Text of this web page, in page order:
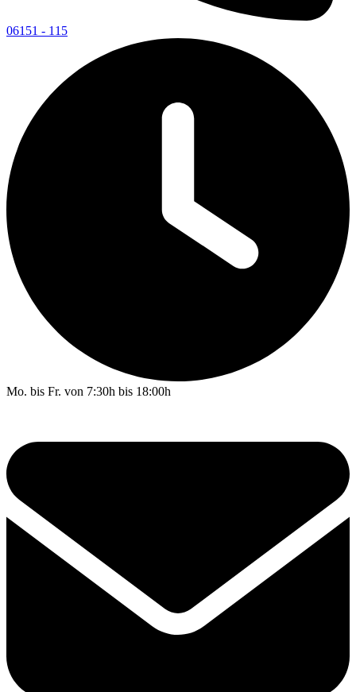
06151 - 115
Mo. bis Fr. von 7:30h bis 18:00h